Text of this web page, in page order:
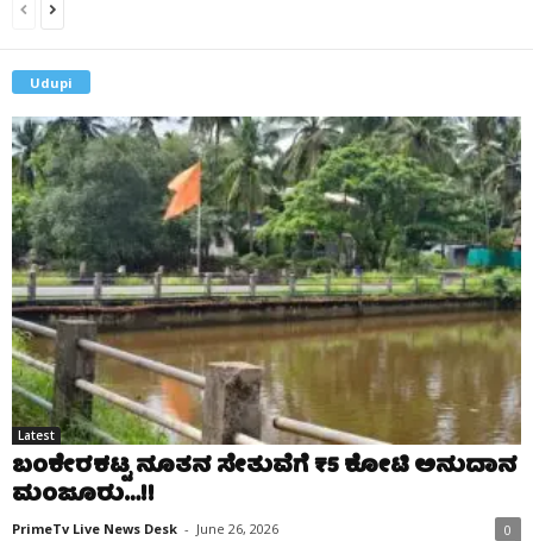
Udupi
Latest
ಬಂಕೇರಕಟ್ಟ ನೂತನ ಸೇತುವೆಗೆ ₹5 ಕೋಟಿ ಅನುದಾನ
ಮಂಜೂರು…!!
PrimeTv Live News Desk - June 26, 2026 0